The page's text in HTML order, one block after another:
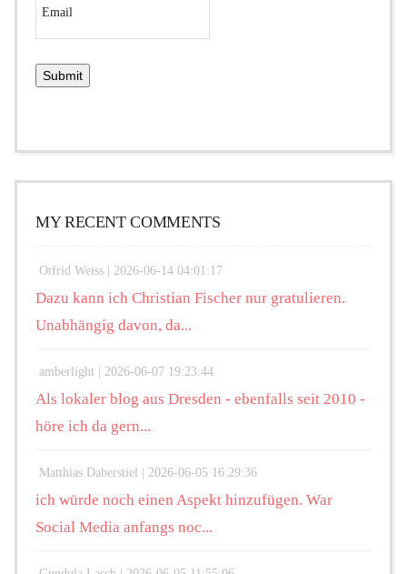
MY RECENT COMMENTS
Otfrid Weiss | 2026-06-14 04:01:17
Dazu kann ich Christian Fischer nur gratulieren.
Unabhängig davon, da...
amberlight | 2026-06-07 19:23:44
Als lokaler blog aus Dresden - ebenfalls seit 2010 -
höre ich da gern...
Matthias Daberstiel | 2026-06-05 16:29:36
ich würde noch einen Aspekt hinzufügen. War
Social Media anfangs noc...